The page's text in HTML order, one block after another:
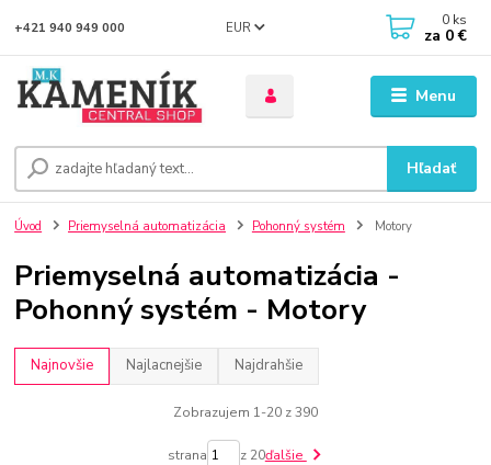
Menu
EUR
Hľadať
+421 940 949 000 0 ks
za 0 €
Úvod Priemyselná automatizácia Pohonný systém Motory
Priemyselná automatizácia -
Pohonný systém - Motory
Najnovšie Najlacnejšie Najdrahšie
Zobrazujem 1-20 z 390
strana z 20ďalšie